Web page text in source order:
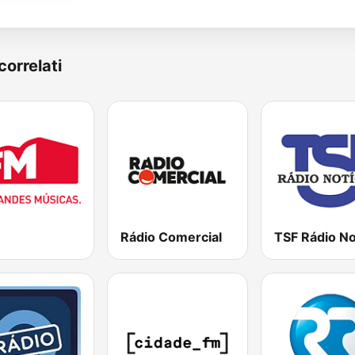
Rádio Comercial